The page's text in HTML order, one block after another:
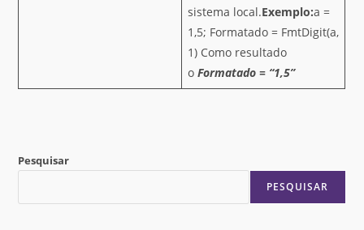
sistema local.Exemplo:a =
1,5; Formatado = FmtDigit(a,
1) Como resultado
oFormatado = “1,5”
Pesquisar
PESQUISAR